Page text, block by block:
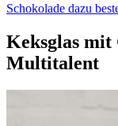
Schokolade dazu
Keksglas mit
Multitalent